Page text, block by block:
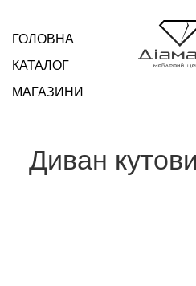
ГОЛОВНА
КАТАЛОГ
МАГАЗИНИ
Диван